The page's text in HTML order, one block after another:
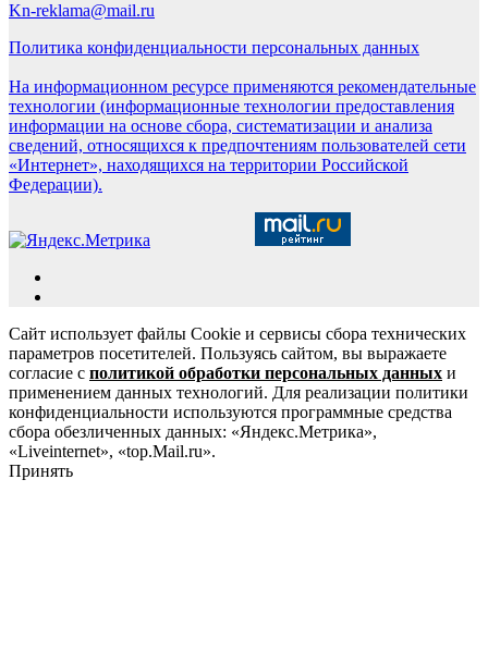
Kn-reklama@mail.ru
Политика конфиденциальности персональных данных
На информационном ресурсе применяются рекомендательные
технологии (информационные технологии предоставления
информации на основе сбора, систематизации и анализа
сведений, относящихся к предпочтениям пользователей сети
«Интернет», находящихся на территории Российской
Федерации).
Сайт использует файлы Cookie и сервисы сбора технических
параметров посетителей. Пользуясь сайтом, вы выражаете
согласие с политикой обработки персональных данных и
применением данных технологий. Для реализации политики
конфиденциальности используются программные средства
сбора обезличенных данных: «Яндекс.Метрика»,
«Liveinternet», «top.Mail.ru».
Принять